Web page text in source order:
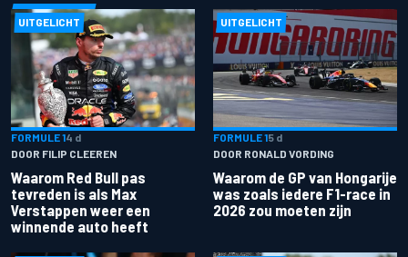
UITGELICHT
FORMULE 14 d
DOOR FILIP CLEEREN
Waarom Red Bull pas
tevreden is als Max
Verstappen weer een
winnende auto heeft
UITGELICHT
FORMULE 15 d
DOOR RONALD VORDING
Waarom de GP van Hongarije
was zoals iedere F1-race in
2026 zou moeten zijn